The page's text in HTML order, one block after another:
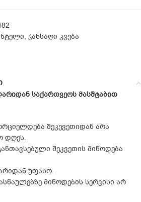
, ჯანსაღი კვება
საქართვეოს მასშტაბით
შეკევეთიდან არა
დღეს.
შეკვეთის მიწოდება
უფასო.
მიწოდების სერვისი არ